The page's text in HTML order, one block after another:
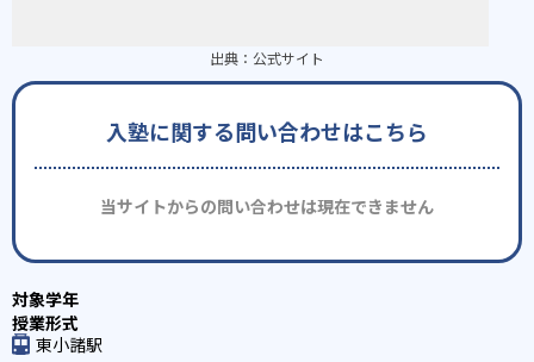
出典： 公式サイト
入塾に関する問い合わせはこちら
当サイトからの問い合わせは現在できません
東小諸駅